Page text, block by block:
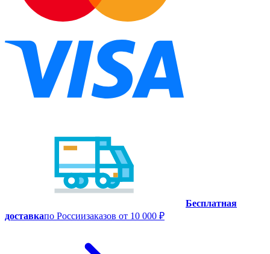
Бесплатная
доставкапо Россиизаказов от 10 000 ₽